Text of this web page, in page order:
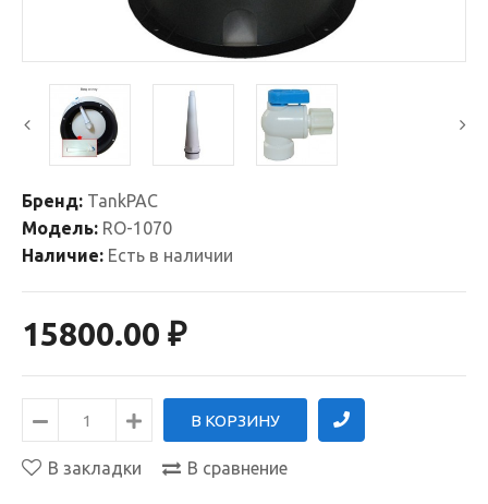
Бренд: TankPAC
Модель: RO-1070
Наличие: Есть в наличии
15800.00 ₽
В закладки В сравнение